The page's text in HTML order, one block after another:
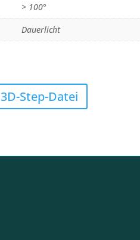
> 100°
Dauerlicht
3D-Step-Datei